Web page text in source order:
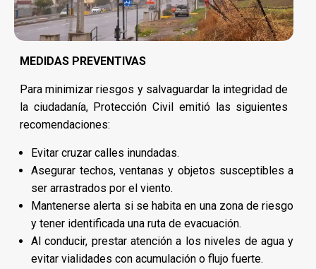
MEDIDAS PREVENTIVAS
Para minimizar riesgos y salvaguardar la integridad de
la ciudadanía, Protección Civil emitió las siguientes
recomendaciones:
Evitar cruzar calles inundadas.
Asegurar techos, ventanas y objetos susceptibles a
ser arrastrados por el viento.
Mantenerse alerta si se habita en una zona de riesgo
y tener identificada una ruta de evacuación.
Al conducir, prestar atención a los niveles de agua y
evitar vialidades con acumulación o flujo fuerte.